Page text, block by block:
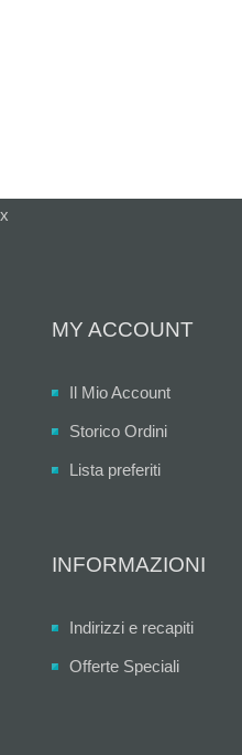
x
MY ACCOUNT
Il Mio Account
Storico Ordini
Lista preferiti
INFORMAZIONI
Indirizzi e recapiti
Offerte Speciali